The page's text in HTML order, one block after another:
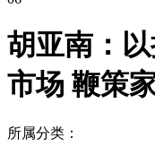
胡亚南：
市场 鞭策
所属分类：